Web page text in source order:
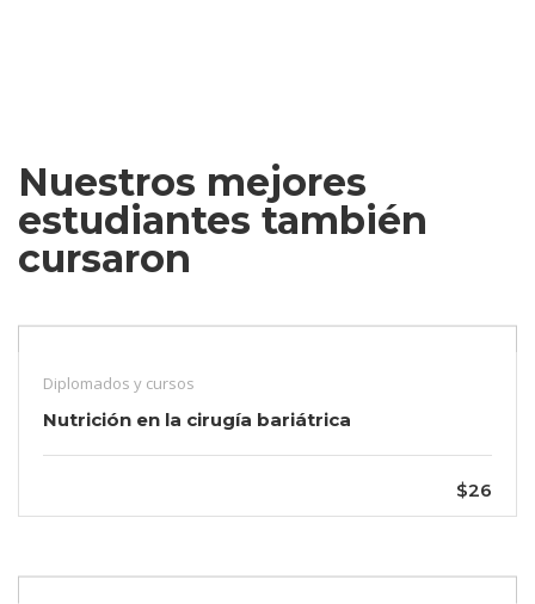
Nuestros mejores
estudiantes también
cursaron
Diplomados y cursos
Nutrición en la cirugía bariátrica
$26